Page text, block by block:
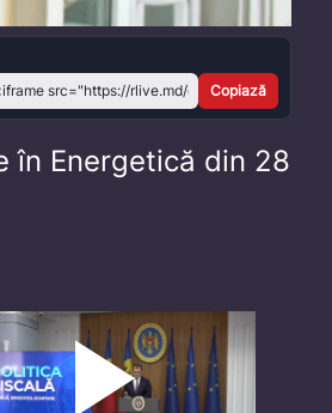
Copiază
în Energetică din 28